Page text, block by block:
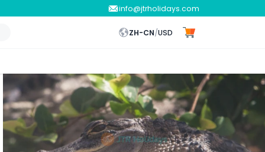
info@jtrholidays.com
ZH-CN/USD